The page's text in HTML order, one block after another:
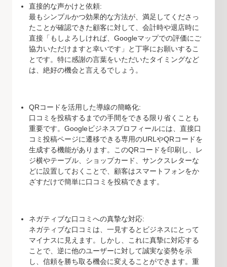
直接的な声かけと依頼:
最もシンプルかつ効果的な方法が、満足してくださっ
たことが確認できた顧客に対して、会計時や退店時に
直接「もしよろしければ、Googleマップでの評価にご
協力いただけますと幸いです」と丁寧にお願いするこ
とです。特に感謝の言葉をいただいたタイミングなど
は、絶好の機会と言えるでしょう。
QRコードを活用した導線の簡略化:
口コミを投稿するまでの手間をできる限り省くことも
重要です。Googleビジネスプロフィールには、直接口
コミ投稿ページに遷移できる専用のURLやQRコードを
生成する機能があります。このQRコードを印刷し、レ
ジ横やテーブル、ショップカード、サンクスレターな
どに設置しておくことで、顧客はスマートフォンをか
ざすだけで簡単に口コミを投稿できます。
ネガティブな口コミへの真摯な対応:
ネガティブな口コミは、一見するとビジネスにとって
マイナスに見えます。しかし、これに真摯に対応する
ことで、逆に他のユーザーに対して誠実な姿勢を示
し、信頼を勝ち取る機会に変えることができます。重